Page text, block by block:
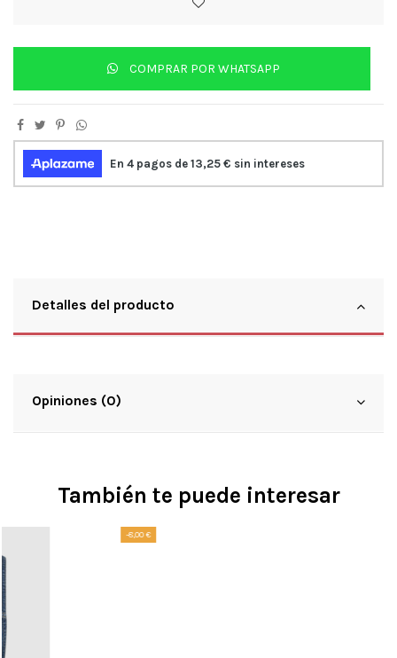
COMPRAR POR WHATSAPP
Detalles del producto
Opiniones (0)
También te puede interesar